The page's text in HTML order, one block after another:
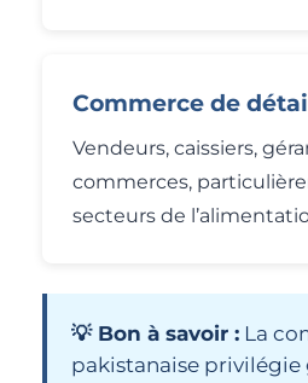
Commerce de
Vendeurs, caissiers,
commerces,
secteurs de
💡 Bon à savoir : La
pakistanaise